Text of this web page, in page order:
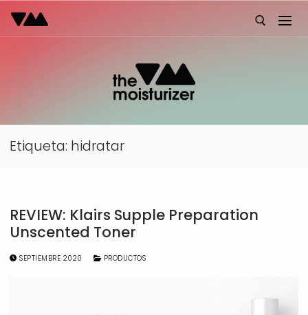
al
Buscar:
Etiqueta: hidratar
REVIEW: Klairs Supple Preparation
Unscented Toner
SEPTIEMBRE 2020 PRODUCTOS